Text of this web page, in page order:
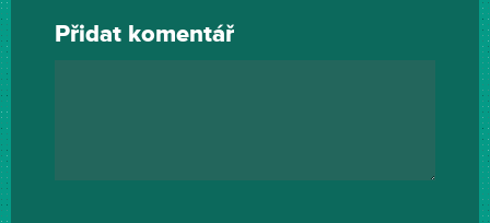
Přidat komentář